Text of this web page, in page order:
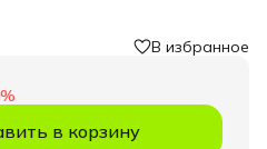
В избранное
%
в корзину